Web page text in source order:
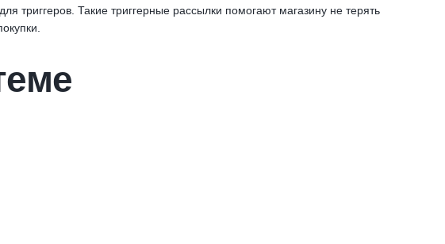
триггеров. Такие триггерные рассылки помогают магазину не терять